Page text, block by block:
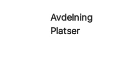
Avdelning
Platser